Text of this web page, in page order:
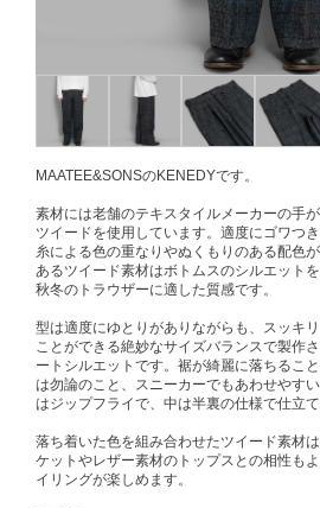
MAATEE&SONSのKENEDYです。
素材には老舗のテキスタイルメーカーの手
ツイードを使用しています。適度にゴワつ
糸による色の重なりやぬくもりのある配色
あるツイード素材はボトムスのシルエット
秋冬のトラウザーに適した質感です。
型は適度にゆとりがありながらも、スッキ
ことができる絶妙なサイズバランスで製作
ートシルエットです。裾が綺麗に落ちるこ
は勿論のこと、スニーカーでもあわせやす
はジップフライで、中は半裏の仕様で仕立て
落ち着いた色を組み合わせたツイード素材
ケットやレザー素材のトップスとの相性も
イリングが楽しめます。